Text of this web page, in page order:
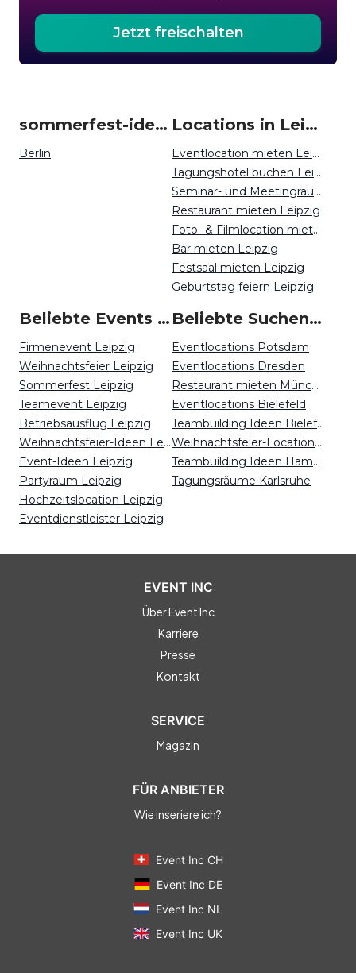
Jetzt freischalten
sommerfest-ideen um Leipzig
Berlin
Locations in Leipzig mieten
Eventlocation mieten Leipzig
Tagungshotel buchen Leipzig
Seminar- und Meetingraum mieten Leipzig
Restaurant mieten Leipzig
Foto- & Filmlocation mieten Leipzig
Bar mieten Leipzig
Festsaal mieten Leipzig
Geburtstag feiern Leipzig
Beliebte Events in Leipzig
Firmenevent Leipzig
Weihnachtsfeier Leipzig
Sommerfest Leipzig
Teamevent Leipzig
Betriebsausflug Leipzig
Weihnachtsfeier-Ideen Leipzig
Event-Ideen Leipzig
Partyraum Leipzig
Hochzeitslocation Leipzig
Eventdienstleister Leipzig
Beliebte Suchen auf Event Inc
Eventlocations Potsdam
Eventlocations Dresden
Restaurant mieten München
Eventlocations Bielefeld
Teambuilding Ideen Bielefeld
Weihnachtsfeier-Locations Düsseldorf
Teambuilding Ideen Hamburg
Tagungsräume Karlsruhe
EVENT INC
Über Event Inc
Karriere
Presse
Kontakt
SERVICE
Magazin
FÜR ANBIETER
Wie inseriere ich?
Event Inc CH
Event Inc DE
Event Inc NL
Event Inc UK